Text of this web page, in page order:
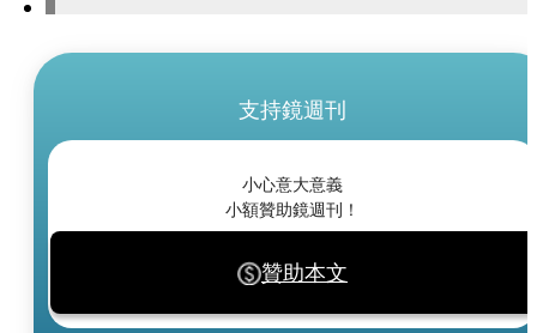
支持鏡週刊
小心意大意義
小額贊助鏡週刊！
贊助本文